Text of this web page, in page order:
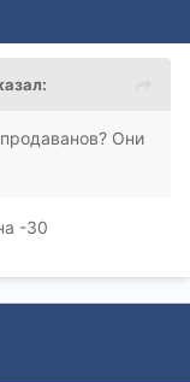
Они
-30